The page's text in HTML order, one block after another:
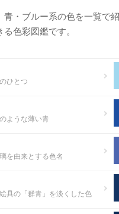
青・ブルー系の色を一覧で
色彩図鑑です。
ひとつ
ような薄い青
を由来とする色名
具の「群青」を淡くした色